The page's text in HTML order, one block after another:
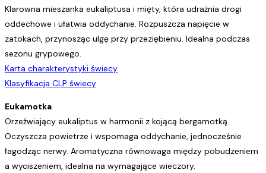
Klarowna mieszanka eukaliptusa i mięty, która udrażnia drogi
oddechowe i ułatwia oddychanie. Rozpuszcza napięcie w
zatokach, przynosząc ulgę przy przeziębieniu. Idealna podczas
sezonu grypowego.
Karta charakterystyki świecy
Klasyfikacja CLP świecy
Eukamotka
Orzeźwiający eukaliptus w harmonii z kojącą bergamotką.
Oczyszcza powietrze i wspomaga oddychanie, jednocześnie
łagodząc nerwy. Aromatyczna równowaga między pobudzeniem
a wyciszeniem, idealna na wymagające wieczory.